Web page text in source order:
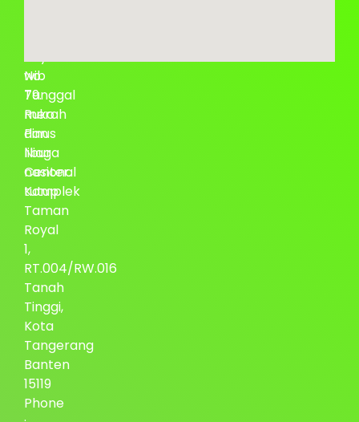
No.
79.
Ruko
Pinus
Niaga
Center.
Komplek
Taman
Royal
1,
RT.004/RW.016
Tanah
Tinggi,
Kota
Tangerang
Banten
15119
Phone
wib
Tanggal
merah
dan
libur
nasional
tutup